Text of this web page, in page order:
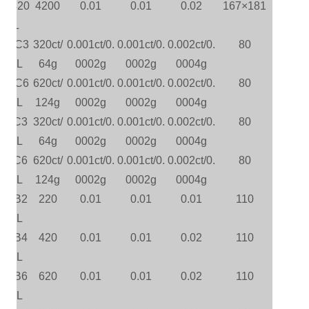
2L
4200 0.01 0.01 0.02 167×181
23L
320ct/
64g
0.001ct/0.
0002g
0.001ct/0.
0002g
0.002ct/0.
0004g
80
23L
620ct/
124g
0.001ct/0.
0002g
0.001ct/0.
0002g
0.002ct/0.
0004g
80
23L
320ct/
64g
0.001ct/0.
0002g
0.001ct/0.
0002g
0.002ct/0.
0004g
80
23L
620ct/
124g
0.001ct/0.
0002g
0.001ct/0.
0002g
0.002ct/0.
0004g
80
22L
220 0.01 0.01 0.01 110
22L
420 0.01 0.01 0.02 110
22L
620 0.01 0.01 0.02 110